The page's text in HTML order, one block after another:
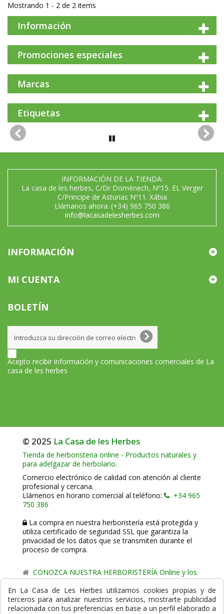
Mostrando 1 - 2 de 2 items
Información
Promociones especiales
Marcas
Etiquetas
INFORMACIÓN DE LA TIENDA:
La casa de les herbes, C/Dr Doménech, Nº15. EL Verger
C/Principe de Asturias Nº11. Xábia
Llámanos ahora: (+34) 965 750 386
info@lacasadelesherbes.com
INFORMACIÓN
MI CUENTA
BOLETÍN
Acepto recibir información y comunicaciones comerciales de La
casa de les herbes
© 2025 La Casa de les Herbes
Tienda de herboristeria online - Productos naturales y
para adelgazar de herbolario.
Comercio electrónico de calidad con atención al cliente
profesional y cercana.
Llámenos en horario comercial al teléfono:
+34 965
750 386
La compra en nuestra herboristería está protegida y
utiliza certificado de seguridad SSL que garantiza la
privacidad de los datos que se transmiten durante el
proceso de compra.
CONOZCA NUESTRA HERBORISTERÍA Online y los
comercio de proximidad de La Casa de les Herbes.
Powered byGesdi.com E-Commerce - Tiendas online
profesionales y seguras
En La Casa de Les Herbes utilizamos cookies propias y de
terceros para analizar nuestros servicios, mostrarte publicidad
relacionada con tus preferencias en base a un perfil elaborado a